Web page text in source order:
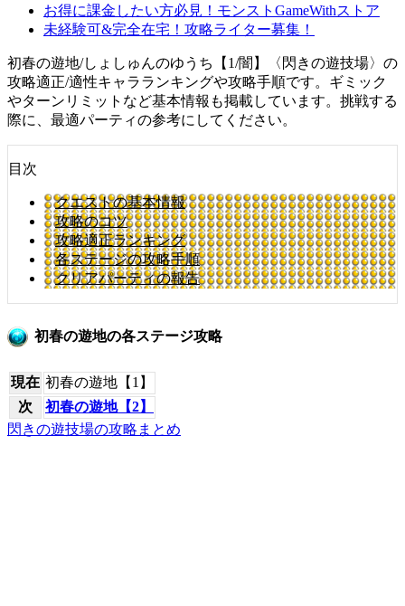
お得に課金したい方必見！モンストGameWithストア
未経験可&完全在宅！攻略ライター募集！
初春の遊地/しょしゅんのゆうち【1/闇】〈閃きの遊技場〉の
攻略適正/適性キャラランキングや攻略手順です。ギミック
やターンリミットなど基本情報も掲載しています。挑戦する
際に、最適パーティの参考にしてください。
目次
クエストの基本情報
攻略のコツ
攻略適正ランキング
各ステージの攻略手順
クリアパーティの報告
初春の遊地の各ステージ攻略
現在 初春の遊地【1】
次
初春の遊地【2】
閃きの遊技場の攻略まとめ